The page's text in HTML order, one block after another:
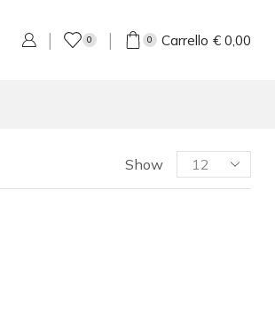
0 0 Carrello € 0,00
Show